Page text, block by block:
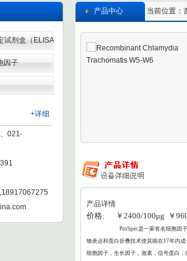
试剂盒（ELISA
因子
+详细
021-
当前位置：
产品中心
产品详情
价格: ￥2400/100μg ￥
ProSpec是一家有名细胞因
物表达和蛋白折叠技术使其能在17年内
细胞因子，生长因子，激素，信号蛋白